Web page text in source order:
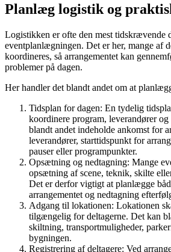
Planlæg logistik og
Logistikken er ofte den mest tidskrævende
eventplanlægningen. Det er her, mange af
koordineres, så arrangementet kan
problemer på dagen.
Her handler det blandt andet om at
Tidsplan for dagen: En tydelig
koordinere program, leverandører
blandt andet indeholde ankomst for
leverandører, starttidspunkt for
pauser eller programpunkter.
Opsætning og nedtagning: Mange
opsætning af scene, teknik, skilte
Det er derfor vigtigt at planlægge
arrangementet og nedtagning
Adgang til lokationen: Lokationen
tilgængelig for deltagerne. Det kan
skiltning, transportmuligheder,
bygningen.
Registrering af deltagere: Ved